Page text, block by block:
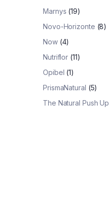
Marnys (19)
Novo-Horizonte (8)
Now (4)
Nutriflor (11)
Opibel (1)
PrismaNatural (5)
The Natural Push Up